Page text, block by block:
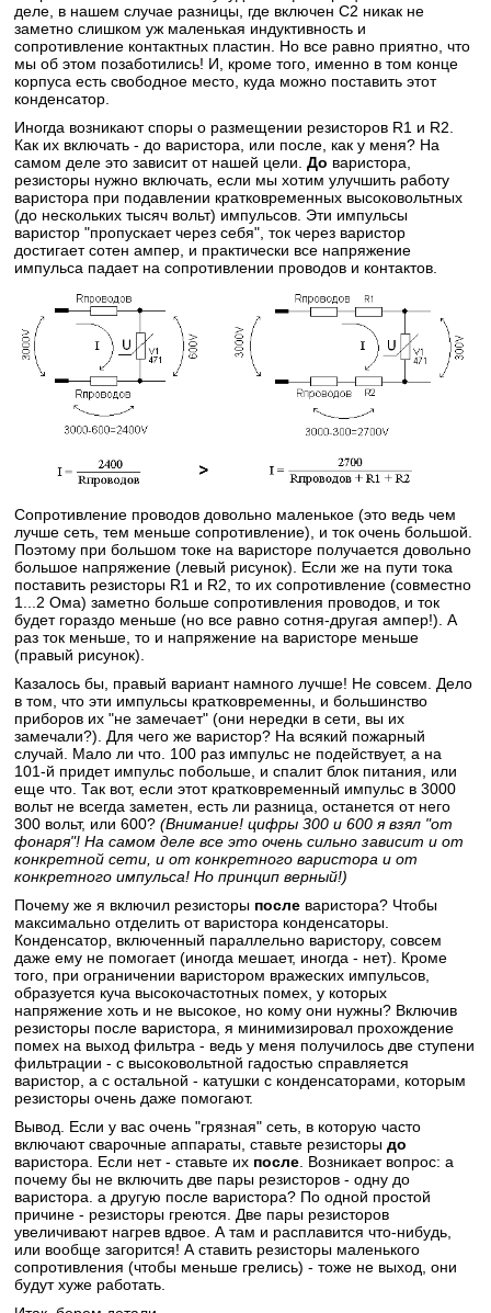
деле, в нашем случае разницы, где включен С2 никак не
заметно слишком уж маленькая индуктивность и
сопротивление контактных пластин. Но все равно приятно, что
мы об этом позаботились! И, кроме того, именно в том конце
корпуса есть свободное место, куда можно поставить этот
конденсатор.
Иногда возникают споры о размещении резисторов R1 и R2.
Как их включать - до варистора, или после, как у меня? На
самом деле это зависит от нашей цели.До варистора,
резисторы нужно включать, если мы хотим улучшить работу
варистора при подавлении кратковременных высоковольтных
(до нескольких тысяч вольт) импульсов. Эти импульсы
варистор "пропускает через себя", ток через варистор
достигает сотен ампер, и практически все напряжение
импульса падает на сопротивлении проводов и контактов.
Сопротивление проводов довольно маленькое (это ведь чем
лучше сеть, тем меньше сопротивление), и ток очень большой.
Поэтому при большом токе на варисторе получается довольно
большое напряжение (левый рисунок). Если же на пути тока
поставить резисторы R1 и R2, то их сопротивление (совместно
1...2 Ома) заметно больше сопротивления проводов, и ток
будет гораздо меньше (но все равно сотня-другая ампер!). А
раз ток меньше, то и напряжение на варисторе меньше
(правый рисунок).
Казалось бы, правый вариант намного лучше! Не совсем. Дело
в том, что эти импульсы кратковременны, и большинство
приборов их "не замечает" (они нередки в сети, вы их
замечали?). Для чего же варистор? На всякий пожарный
случай. Мало ли что. 100 раз импульс не подействует, а на
101-й придет импульс побольше, и спалит блок питания, или
еще что. Так вот, если этот кратковременный импульс в 3000
вольт не всегда заметен, есть ли разница, останется от него
300 вольт, или 600?(Внимание! цифры 300 и 600 я взял "от
фонаря"! На самом деле все это очень сильно зависит и от
конкретной сети, и от конкретного варистора и от
конкретного импульса! Но принцип верный!)
Почему же я включил резисторы после варистора? Чтобы
максимально отделить от варистора конденсаторы.
Конденсатор, включенный параллельно варистору, совсем
даже ему не помогает (иногда мешает, иногда - нет). Кроме
того, при ограничении варистором вражеских импульсов,
образуется куча высокочастотных помех, у которых
напряжение хоть и не высокое, но кому они нужны? Включив
резисторы после варистора, я минимизировал прохождение
помех на выход фильтра - ведь у меня получилось две ступени
фильтрации - с высоковольтной гадостью справляется
варистор, а с остальной - катушки с конденсаторами, которым
резисторы очень даже помогают.
Вывод. Если у вас очень "грязная" сеть, в которую часто
включают сварочные аппараты, ставьте резисторыдо
варистора. Если нет - ставьте их после . Возникает вопрос: а
почему бы не включить две пары резисторов - одну до
варистора. а другую после варистора? По одной простой
причине - резисторы греются. Две пары резисторов
увеличивают нагрев вдвое. А там и расплавится что-нибудь,
или вообще загорится! А ставить резисторы маленького
сопротивления (чтобы меньше грелись) - тоже не выход, они
будут хуже работать.